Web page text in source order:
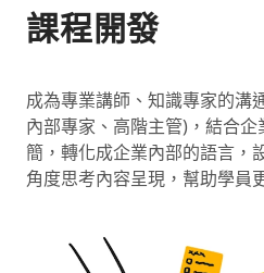
報名
課程開發
成為專業講師、知識專家的溝
內部專家、高階主管)，結合
簡，轉化成企業內部的語言，
角度思考內容呈現，幫助學員